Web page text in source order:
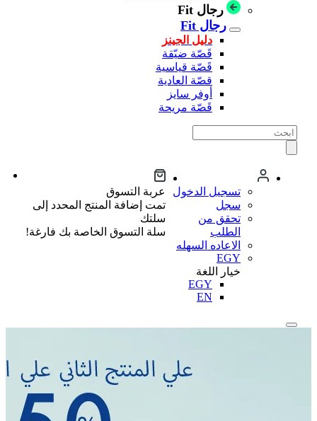
رجال Fit
رجال Fit
دليل الجينز
قَصّة ضيّقة
قَصّة قياسية
قصّة العادية
أوفر سايز
قَصّة مريحة
تسجيل الدخول
سجل
تحقق من
الطلب
الاعاده السهله
EGY
خيار اللغة
EGY
EN
عربة التسوق
تمت إضافة المنتج المحدد إلى
سلتك
سلة التسوق الخاصة بك فارغة!